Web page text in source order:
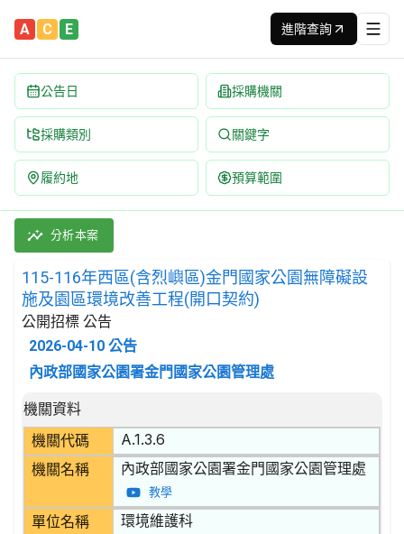
A C E 進階查詢
公告日 採購機關
採購類別 關鍵字
履約地 預算範圍
115-116年西區(含烈嶼區)金門國家公園無障礙設施及園區
採購類別：工程類 其他土木工程 | 招標方式：公開招標 |
分析本案
115-116年西區(含烈嶼區)金門國家公園無障礙設
施及園區環境改善工程(開口契約)
公開招標 公告
2026-04-10 公告
內政部國家公園署金門國家公園管理處
招標公告詳細內容
機關資料
機關代碼
A.1.3.6
機關名稱 內政部國家公園署金門國家公園管理處
教學
單位名稱 環境維護科